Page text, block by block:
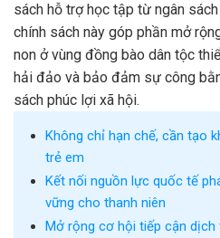
sách hỗ trợ học tập từ ngân
chính sách này góp phần mở
non ở vùng đồng bào dân tộc
hải đảo và bảo đảm sự công
sách phúc lợi xã hội.
Không chỉ hạn chế, cần tạo
trẻ em
Kết nối nguồn lực quốc tế
vững cho thanh niên
Mở rộng cơ hội tiếp cận